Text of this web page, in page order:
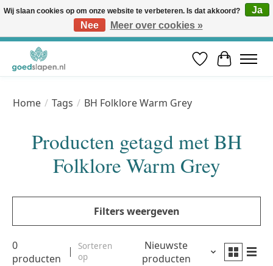
Vóór 12u besteld, volgende werkdag in huis* | Gratis verzending vanaf €50 | Professioneel slaapadvies
Verlanglijst
Home / Tags / BH Folklore Warm Grey
Producten getagd met BH
Folklore Warm Grey
Filters weergeven
0
producten
Sorteren
op
Nieuwste
producten
Wij slaan cookies op om onze website te verbeteren. Is dat akkoord?
Ja
Nee
Meer over cookies »